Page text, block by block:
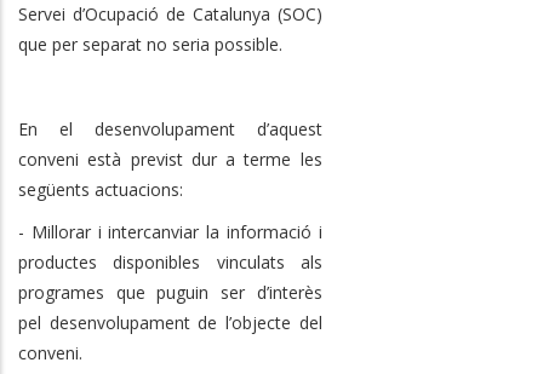
Servei d’Ocupació de Catalunya (SOC)
que per separat no seria possible.
En el desenvolupament d’aquest
conveni està previst dur a terme les
següents actuacions:
- Millorar i intercanviar la informació i
productes disponibles vinculats als
programes que puguin ser d’interès
pel desenvolupament de l’objecte del
conveni.